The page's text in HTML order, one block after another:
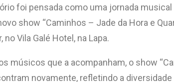
foi pensada como uma jornada
show “Caminhos – Jade da Hora e
Vila Galé Hotel, na Lapa.
músicos que a acompanham, o show
novamente, refletindo a